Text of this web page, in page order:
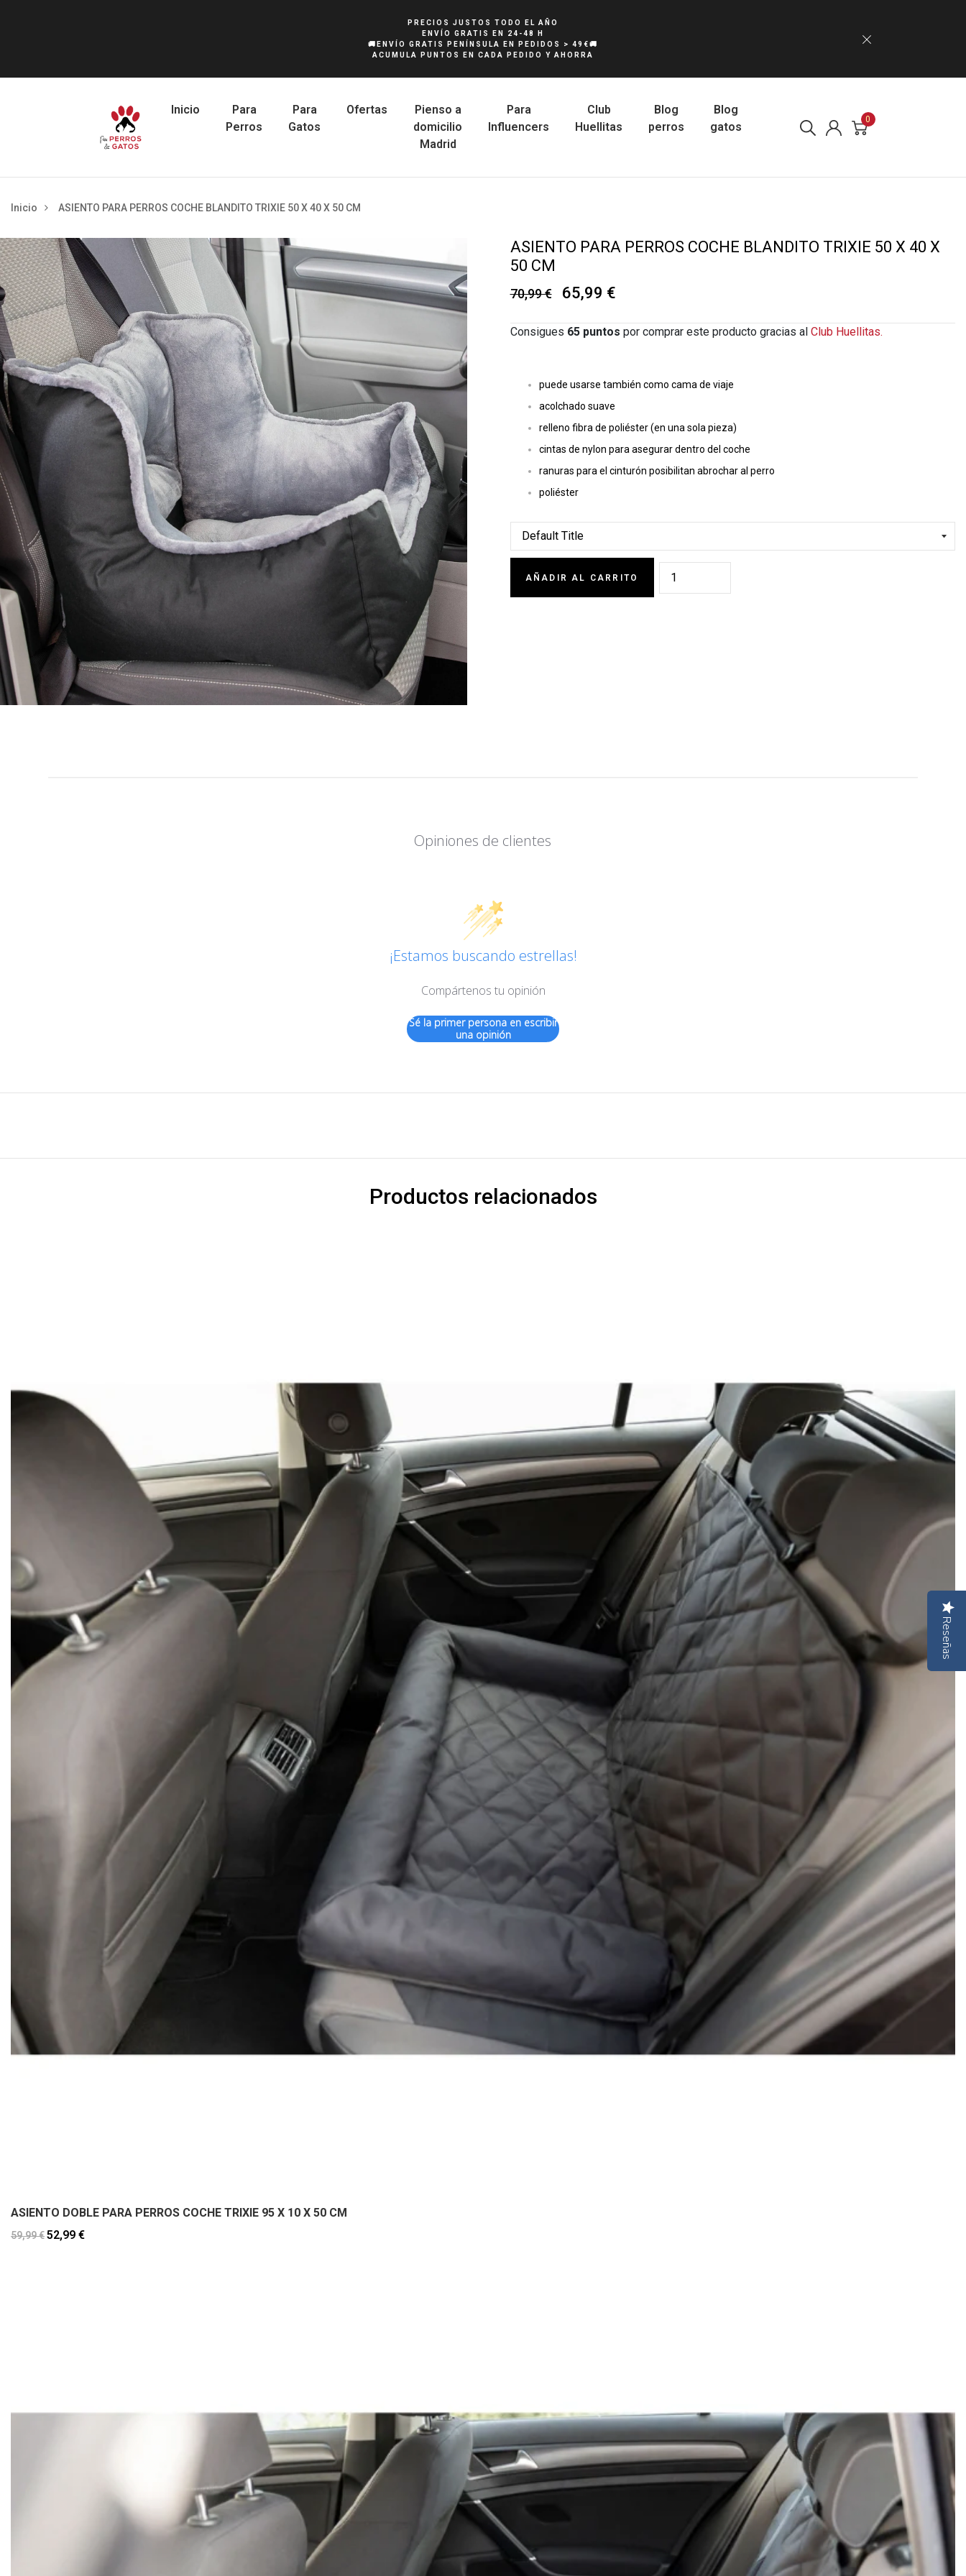
PRECIOS JUSTOS TODO EL AÑO
ENVÍO GRATIS EN 24-48 H
🚚ENVÍO GRATIS PENÍNSULA EN PEDIDOS > 49€🚚
ACUMULA PUNTOS EN CADA PEDIDO Y AHORRA
Inicio
Para
Perros
Para
Gatos
Ofertas
Pienso a
domicilio
Madrid
Para
Influencers
Club
Huellitas
Blog
perros
Blog
gatos
0
Inicio ASIENTO PARA PERROS COCHE BLANDITO TRIXIE 50 X 40 X 50 CM
ASIENTO PARA PERROS COCHE BLANDITO TRIXIE 50 X 40 X
50 CM
70,99 € 65,99 €
Consigues 65 puntos por comprar este producto gracias al Club Huellitas.
puede usarse también como cama de viaje
acolchado suave
relleno fibra de poliéster (en una sola pieza)
cintas de nylon para asegurar dentro del coche
ranuras para el cinturón posibilitan abrochar al perro
poliéster
AÑADIR AL CARRITO
Opiniones de clientes
¡Estamos buscando estrellas!
Compártenos tu opinión
Sé la primer persona en escribir
una opinión
Productos relacionados
ASIENTO DOBLE PARA PERROS COCHE TRIXIE 95 X 10 X 50 CM
59,99 €52,99 €
Reseñas